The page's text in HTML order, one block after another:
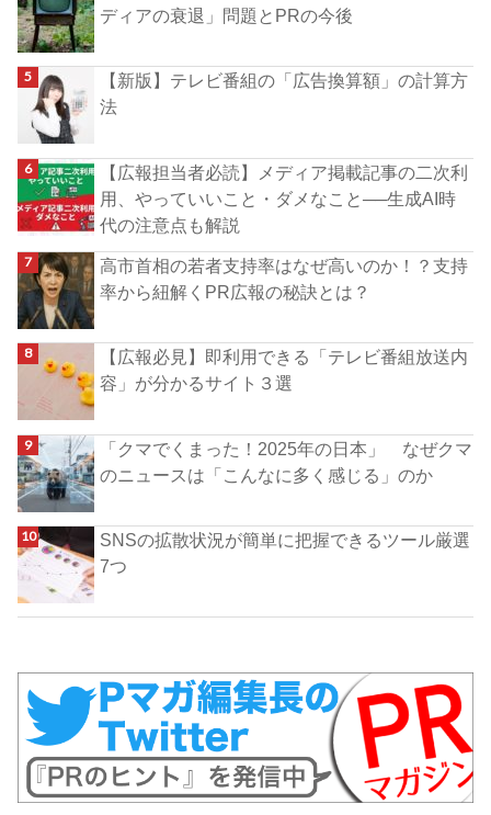
ディアの衰退」問題とPRの今後
【新版】テレビ番組の「広告換算額」の計算方
法
【広報担当者必読】メディア掲載記事の二次利
用、やっていいこと・ダメなこと──生成AI時
代の注意点も解説
高市首相の若者支持率はなぜ高いのか！？支持
率から紐解くPR広報の秘訣とは？
【広報必見】即利用できる「テレビ番組放送内
容」が分かるサイト３選
「クマでくまった！2025年の日本」 なぜクマ
のニュースは「こんなに多く感じる」のか
SNSの拡散状況が簡単に把握できるツール厳選
7つ